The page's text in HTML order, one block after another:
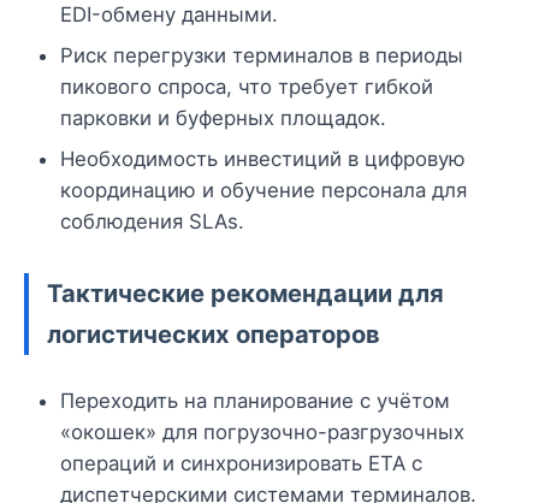
EDI-обмену данными.
Риск перегрузки терминалов в периоды
пикового спроса, что требует гибкой
парковки и буферных площадок.
Необходимость инвестиций в цифровую
координацию и обучение персонала для
соблюдения SLAs.
Тактические рекомендации для
логистических операторов
Переходить на планирование с учётом
«окошек» для погрузочно-разгрузочных
операций и синхронизировать ETA с
диспетчерскими системами терминалов.